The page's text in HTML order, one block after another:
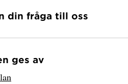
din fråga till oss
ges av